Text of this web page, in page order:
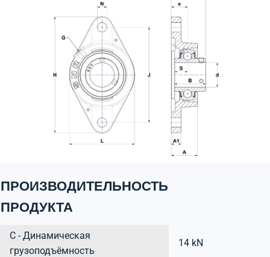
ПРОИЗВОДИТЕЛЬНОСТЬ
ПРОДУКТА
C - Динамическая
грузоподъёмность
14 kN